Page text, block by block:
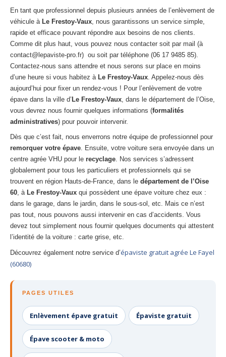
En tant que professionnel depuis plusieurs années de l’enlèvement de
véhicule à Le Frestoy-Vaux, nous garantissons un service simple,
rapide et efficace pouvant répondre aux besoins de nos clients.
Comme dit plus haut, vous pouvez nous contacter soit par mail (à
contact@lepaviste-pro.fr) ou soit par téléphone (06 17 9485 85).
Contactez-nous sans attendre et nous serons sur place en moins
d’une heure si vous habitez à Le Frestoy-Vaux. Appelez-nous dès
aujourd’hui pour fixer un rendez-vous ! Pour l’enlèvement de votre
épave dans la ville d’ Le Frestoy-Vaux, dans le département de l’Oise,
vous devrez nous fournir quelques informations (formalités
administratives) pour pouvoir intervenir.
Dès que c’est fait, nous enverrons notre équipe de professionnel pour
remorquer votre épave. Ensuite, votre voiture sera envoyée dans un
centre agrée VHU pour le recyclage. Nos services s’adressent
globalement pour tous les particuliers et professionnels qui se
trouvent en région Hauts-de-France, dans le département de l’Oise
60, à Le Frestoy-Vaux qui possèdent une épave voiture chez eux :
dans le garage, dans le jardin, dans le sous-sol, etc. Mais ce n’est
pas tout, nous pouvons aussi intervenir en cas d’accidents. Vous
devez tout simplement nous fournir quelques documents qui attestent
l’identité de la voiture : carte grise, etc.
Découvrez également notre service d’épaviste gratuit agrée Le Fayel
(60680)
PAGES UTILES
Enlèvement épave gratuit Épaviste gratuit
Épave scooter & moto